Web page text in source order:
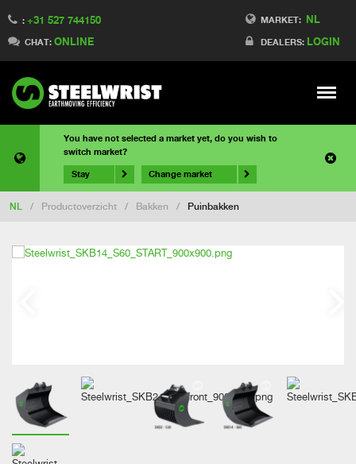
MARKET: NL
DEALERS: LOGIN
: +31 527 744150
CHAT: ONLINE
Meny
You have not selected a market yet, do you wish to
switch market?
Stay Change market
NL / Productoverzicht / Bakken / Puinbakken